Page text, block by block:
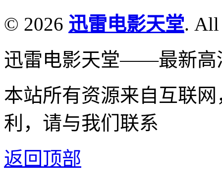
© 2026 迅雷电影天堂. All
迅雷电影天堂——最新高
本站所有资源来自互联
利，请与我们联系
返回顶部